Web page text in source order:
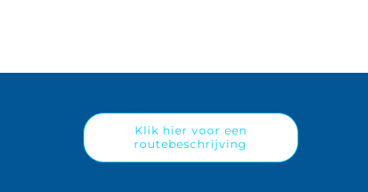
Klik hier voor een
routebeschrijving